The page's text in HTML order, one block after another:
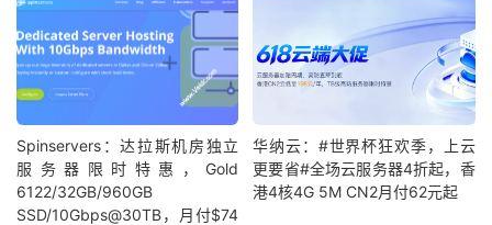
Spinservers：达拉斯机房独立
服务器限时特惠，Gold
6122/32GB/960GB
SSD/10Gbps@30TB，月付$74
华纳云：#世界杯狂欢季，上云
更要省#全场云服务器4折起，香
港4核4G 5M CN2月付62元起